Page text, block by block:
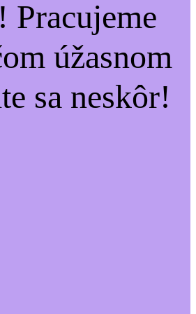
Pracujeme
úžasnom
sa neskôr!